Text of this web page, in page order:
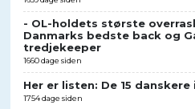
- OL-holdets største
Danmarks bedste back og
tredjekeeper
1660 dage siden
Her er listen: De 15 danskere
1754 dage siden